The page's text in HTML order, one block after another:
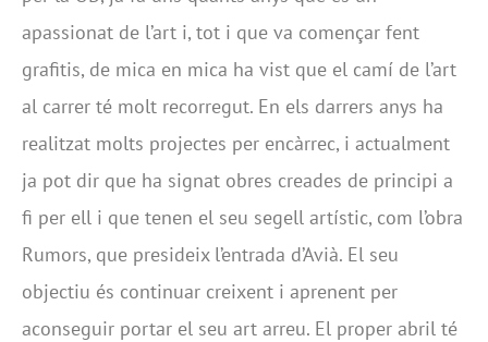
apassionat de l’art i, tot i que va començar fent
grafitis, de mica en mica ha vist que el camí de l’art
al carrer té molt recorregut. En els darrers anys ha
realitzat molts projectes per encàrrec, i actualment
ja pot dir que ha signat obres creades de principi a
fi per ell i que tenen el seu segell artístic, com l’obra
Rumors, que presideix l’entrada d’Avià. El seu
objectiu és continuar creixent i aprenent per
aconseguir portar el seu art arreu. El proper abril té